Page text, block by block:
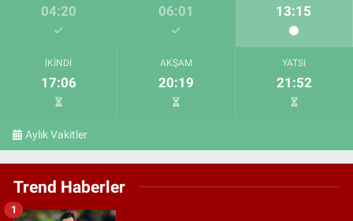
04:20 06:01 13:15
İKINDI
17:06
AKŞAM
20:19
YATSI
21:52
Aylık Vakitler
Trend Haberler
1